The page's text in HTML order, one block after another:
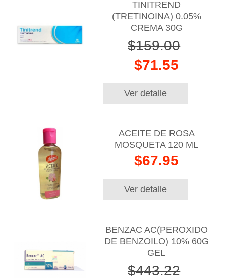
TINITREND
(TRETINOINA) 0.05%
CREMA 30G
$159.00
$71.55
Ver detalle
ACEITE DE ROSA
MOSQUETA 120 ML
$67.95
Ver detalle
BENZAC AC(PEROXIDO
DE BENZOILO) 10% 60G
GEL
$443.22